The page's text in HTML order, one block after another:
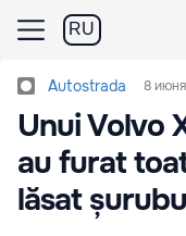
RU
Autostrada 8
Unui Volvo
au furat
lăsat